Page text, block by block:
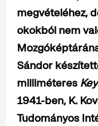
megvételéhez,
okokból nem
Sándor
milliméteres
1941-ben, K.
Tudományos